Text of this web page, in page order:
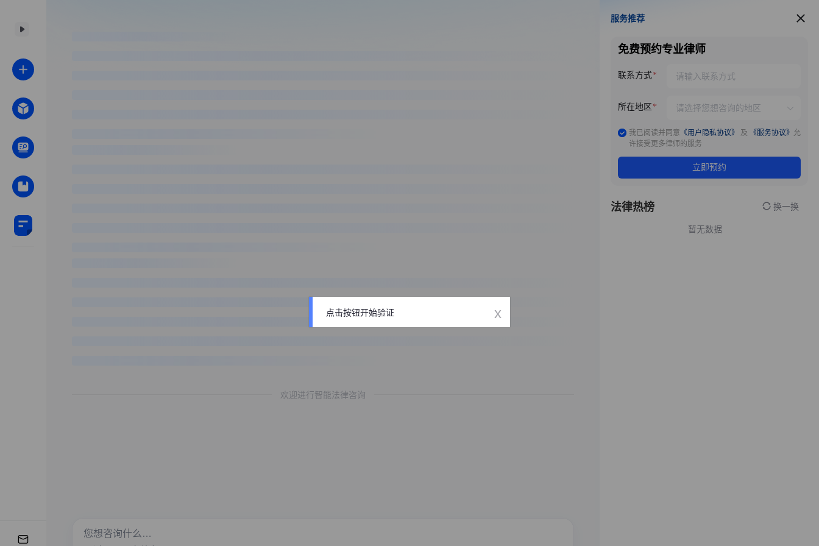
欢迎进行智能法律咨询
服务推荐
服务推荐
免费预约专业律师
联系方式
所在地区
我已阅读并同意 《用户隐私协议》 及 《服务协议》 允
许接受更多律师的服务
立即预约
法律热榜 换一换
暂无数据
点击按钮开始验证 x